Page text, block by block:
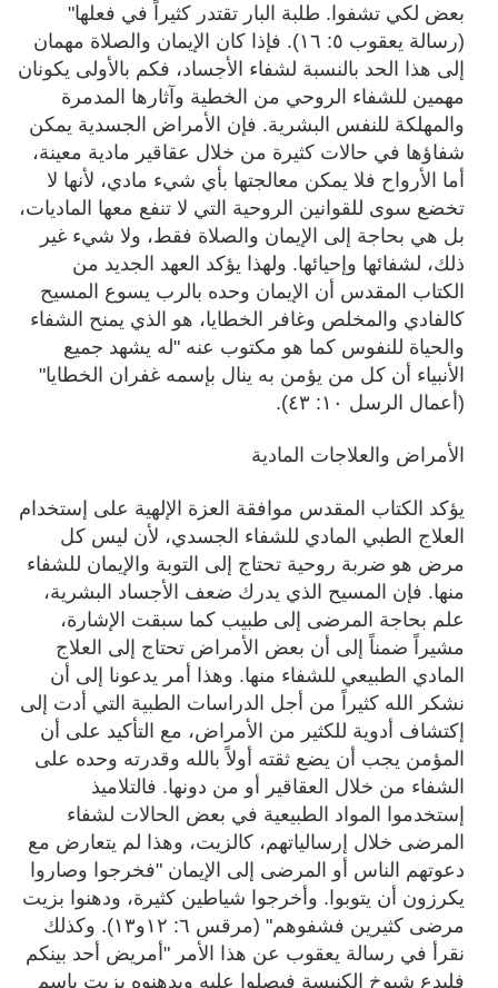
بعض لكي تشفوا. طلبة البار تقتدر كثيراً في فعلها"
(رسالة يعقوب ٥: ١٦). فإذا كان الإيمان والصلاة مهمان
إلى هذا الحد بالنسبة لشفاء الأجساد، فكم بالأولى يكونان
مهمين للشفاء الروحي من الخطية وآثارها المدمرة
والمهلكة للنفس البشرية. فإن الأمراض الجسدية يمكن
شفاؤها في حالات كثيرة من خلال عقاقير مادية معينة،
أما الأرواح فلا يمكن معالجتها بأي شيء مادي، لأنها لا
تخضع سوى للقوانين الروحية التي لا تنفع معها الماديات،
بل هي بحاجة إلى الإيمان والصلاة فقط، ولا شيء غير
ذلك، لشفائها وإحيائها. ولهذا يؤكد العهد الجديد من
الكتاب المقدس أن الإيمان وحده بالرب يسوع المسيح
كالفادي والمخلص وغافر الخطايا، هو الذي يمنح الشفاء
والحياة للنفوس كما هو مكتوب عنه "له يشهد جميع
الأنبياء أن كل من يؤمن به ينال بإسمه غفران الخطايا"
(أعمال الرسل ١٠: ٤٣).
الأمراض والعلاجات المادية
يؤكد الكتاب المقدس موافقة العزة الإلهية على إستخدام
العلاج الطبي المادي للشفاء الجسدي، لأن ليس كل
مرض هو ضربة روحية تحتاج إلى التوبة والإيمان للشفاء
منها. فإن المسيح الذي يدرك ضعف الأجساد البشرية،
علم بحاجة المرضى إلى طبيب كما سبقت الإشارة،
مشيراً ضمناً إلى أن بعض الأمراض تحتاج إلى العلاج
المادي الطبيعي للشفاء منها. وهذا أمر يدعونا إلى أن
نشكر الله كثيراً من أجل الدراسات الطبية التي أدت إلى
إكتشاف أدوية للكثير من الأمراض، مع التأكيد على أن
المؤمن يجب أن يضع ثقته أولاً بالله وقدرته وحده على
الشفاء من خلال العقاقير أو من دونها. فالتلاميذ
إستخدموا المواد الطبيعية في بعض الحالات لشفاء
المرضى خلال إرسالياتهم، كالزيت، وهذا لم يتعارض مع
دعوتهم الناس أو المرضى إلى الإيمان "فخرجوا وصاروا
يكرزون أن يتوبوا. وأخرجوا شياطين كثيرة، ودهنوا بزيت
مرضى كثيرين فشفوهم" (مرقس ٦: ١٢و١٣). وكذلك
نقرأ في رسالة يعقوب عن هذا الأمر "أمريض أحد بينكم
فليدع شيوخ الكنيسة فيصلوا عليه ويدهنوه بزيت بإسم